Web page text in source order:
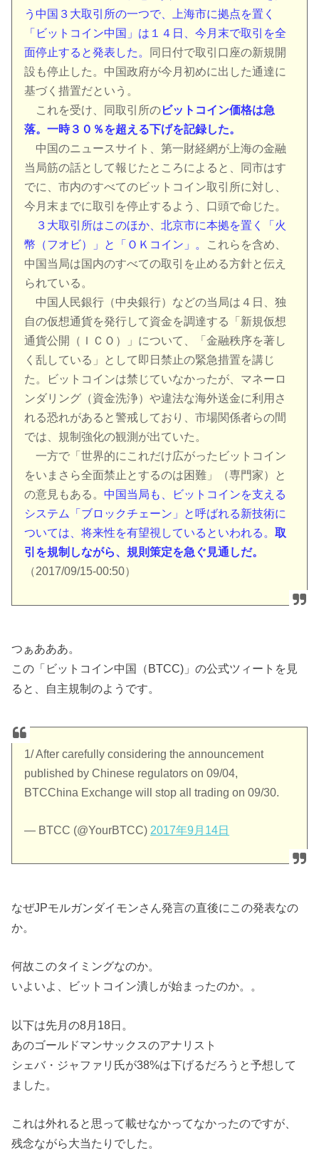
う中国３大取引所の一つで、上海市に拠点を置く
「ビットコイン中国」は１４日、今月末で取引を全
面停止すると発表した。
同日付で取引口座の新規開
設も停止した。中国政府が今月初めに出した通達に
基づく措置だという。
これを受け、同取引所のビットコイン価格は急
落。一時３０％を超える下げを記録した。
中国のニュースサイト、第一財経網が上海の金融
当局筋の話として報じたところによると、同市はす
でに、市内のすべてのビットコイン取引所に対し、
今月末までに取引を停止するよう、口頭で命じた。
３大取引所はこのほか、北京市に本拠を置く「火
幣（フオビ）」と「ＯＫコイン」。
これらを含め、
中国当局は国内のすべての取引を止める方針と伝え
られている。
中国人民銀行（中央銀行）などの当局は４日、独
自の仮想通貨を発行して資金を調達する「新規仮想
通貨公開（ＩＣＯ）」について、「金融秩序を著し
く乱している」として即日禁止の緊急措置を講じ
た。ビットコインは禁じていなかったが、マネーロ
ンダリング（資金洗浄）や違法な海外送金に利用さ
れる恐れがあると警戒しており、市場関係者らの間
では、規制強化の観測が出ていた。
一方で「世界的にこれだけ広がったビットコイン
をいまさら全面禁止とするのは困難」（専門家）と
の意見もある。 中国当局も、ビットコインを支える
システム「ブロックチェーン」と呼ばれる新技術に
ついては、将来性を有望視しているといわれる。取
引を規制しながら、規則策定を急ぐ見通しだ。
（2017/09/15-00:50）
つぁあああ。
この「ビットコイン中国（BTCC)」の公式ツィートを見
ると、自主規制のようです。
1/ After carefully considering the announcement
published by Chinese regulators on 09/04,
BTCChina Exchange will stop all trading on 09/30.
— BTCC (@YourBTCC) 2017年9月14日
なぜJPモルガンダイモンさん発言の直後にこの発表なの
か。
何故このタイミングなのか。
いよいよ、ビットコイン潰しが始まったのか。。
以下は先月の8月18日。
あのゴールドマンサックスのアナリスト
シェバ・ジャファリ氏が38%は下げるだろうと予想して
ました。
これは外れると思って載せなかってなかったのですが、
残念ながら大当たりでした。